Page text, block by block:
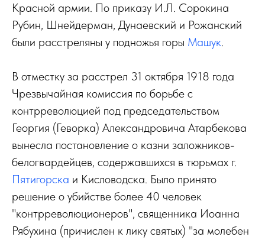
Красной армии. По приказу И.Л. Сорокина
Рубин, Шнейдерман, Дунаевский и Рожанский
были расстреляны у подножья горы Машук.
В отместку за расстрел 31 октября 1918 года
Чрезвычайная комиссия по борьбе с
контрреволюцией под председательством
Георгия (Геворка) Александровича Атарбекова
вынесла постановление о казни заложников-
белогвардейцев, содержавшихся в тюрьмах г.
Пятигорска и Кисловодска. Было принято
решение о убийстве более 40 человек
"контрреволюционеров", священника Иоанна
Рябухина (причислен к лику святых) "за молебен